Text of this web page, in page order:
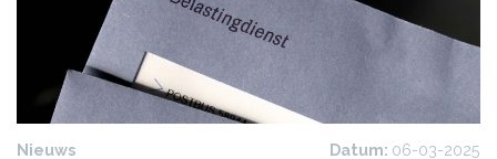
Nieuws Datum: 06-03-2025